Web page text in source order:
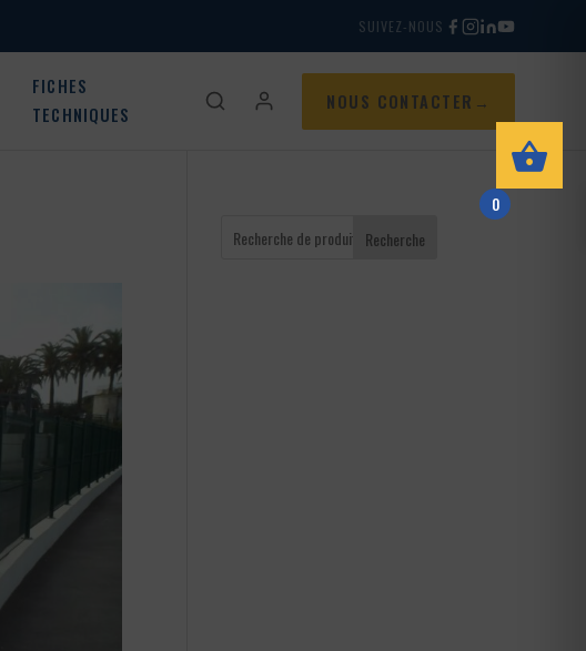
SUIVEZ-NOUS
FICHES
TECHNIQUES
NOUS CONTACTER
Recherche
0